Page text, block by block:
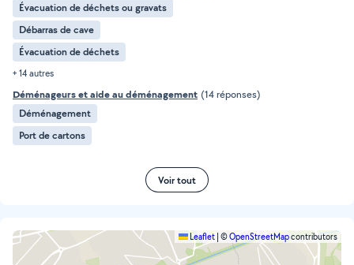
Évacuation de déchets ou gravats
Débarras de cave
Évacuation de déchets
+ 14 autres
Déménageurs et aide au déménagement (14 réponses)
Déménagement
Port de cartons
Voir tout
Leaflet ©OpenStreetMapcontributors